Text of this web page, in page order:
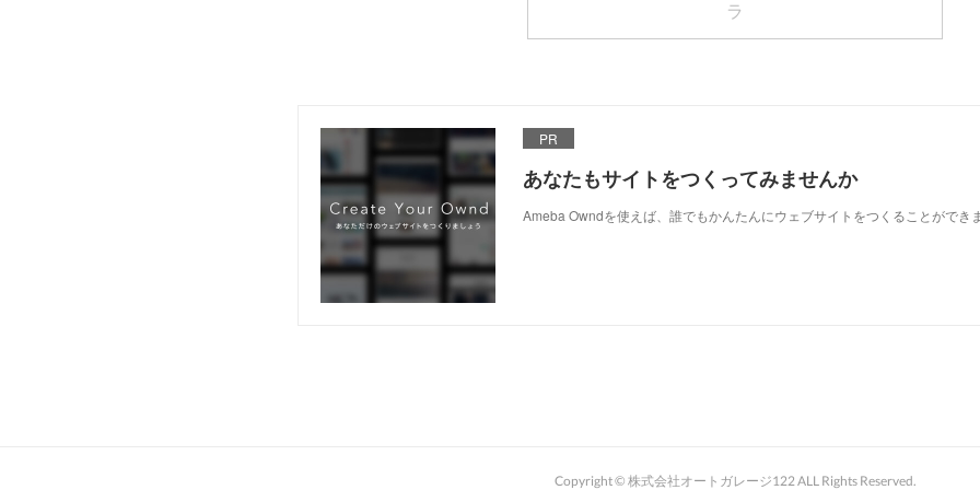
ラ
PR
あなたもサイトをつくってみませんか
Ameba Owndを使えば、誰でもかんたんにウェブサイトをつくることができ
Copyright © 株式会社オートガレージ122 ALL Rights Reserved.